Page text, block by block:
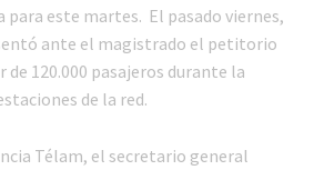
para este martes. El pasado viernes,
ante el magistrado el petitorio
120.000 pasajeros durante la
de la red.
Télam, el secretario general